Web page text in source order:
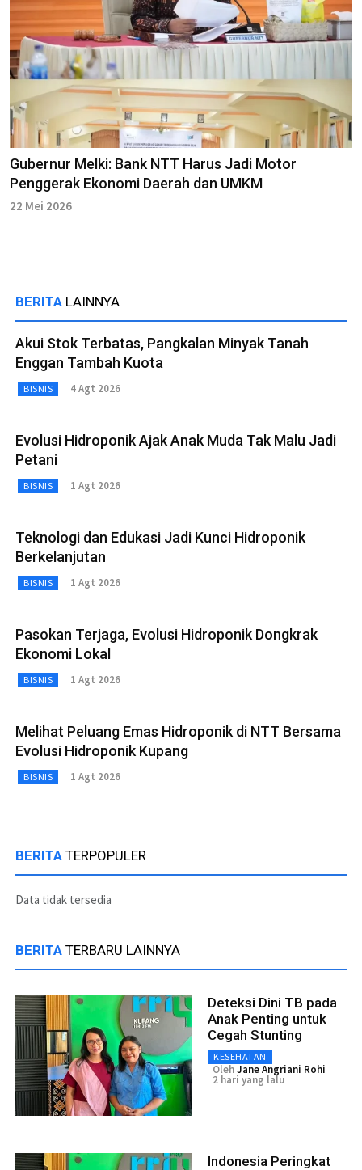
Gubernur Melki: Bank NTT Harus Jadi Motor
Penggerak Ekonomi Daerah dan UMKM
22 Mei 2026
BERITA LAINNYA
Akui Stok Terbatas, Pangkalan Minyak Tanah
Enggan Tambah Kuota
BISNIS 4 Agt 2026
Evolusi Hidroponik Ajak Anak Muda Tak Malu Jadi
Petani
BISNIS 1 Agt 2026
Teknologi dan Edukasi Jadi Kunci Hidroponik
Berkelanjutan
BISNIS 1 Agt 2026
Pasokan Terjaga, Evolusi Hidroponik Dongkrak
Ekonomi Lokal
BISNIS 1 Agt 2026
Melihat Peluang Emas Hidroponik di NTT Bersama
Evolusi Hidroponik Kupang
BISNIS 1 Agt 2026
BERITA TERPOPULER
Data tidak tersedia
BERITA TERBARU LAINNYA
Deteksi Dini TB pada
Anak Penting untuk
Cegah Stunting
KESEHATAN
OlehJane Angriani Rohi
2 hari yang lalu
Indonesia Peringkat